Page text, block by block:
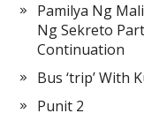
Pamilya Ng
Ng Sekreto
Continuation
Bus ‘trip’ With
Punit 2